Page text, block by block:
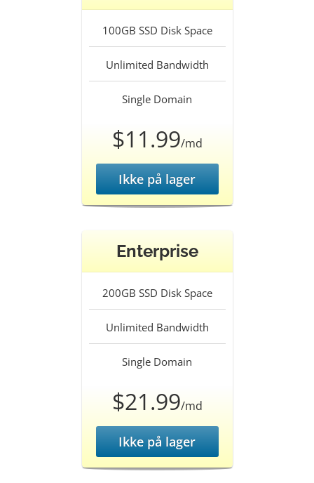
100GB SSD Disk Space
Unlimited Bandwidth
Single Domain
$11.99/md
Ikke på lager
Enterprise
200GB SSD Disk Space
Unlimited Bandwidth
Single Domain
$21.99/md
Ikke på lager